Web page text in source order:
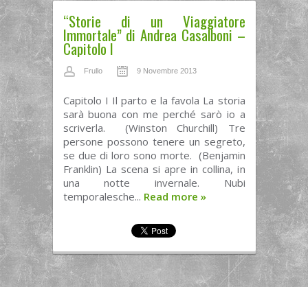
“Storie di un Viaggiatore
Immortale” di Andrea Casalboni –
Capitolo I
Frullo 9 Novembre 2013
Capitolo I Il parto e la favola La storia
sarà buona con me perché sarò io a
scriverla. (Winston Churchill) Tre
persone possono tenere un segreto,
se due di loro sono morte. (Benjamin
Franklin) La scena si apre in collina, in
una notte invernale. Nubi
temporalesche... Read more »